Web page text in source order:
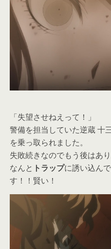
「失望させねえって！」
警備を担当していた逆蔵 十
を乗っ取られました。
失敗続きなのでもう後はあり
なんと トラップに誘い込ん
す！！賢い！